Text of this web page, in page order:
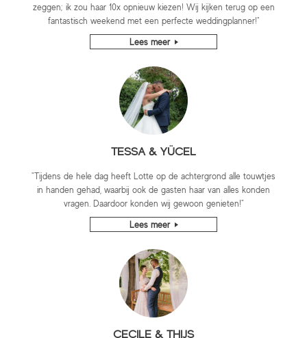
zeggen; ik zou haar 10x opnieuw kiezen! Wij kijken terug op een
fantastisch weekend met een perfecte weddingplanner!"
Lees meer
TESSA & YÜCEL
"Tijdens de hele dag heeft Lotte op de achtergrond alle touwtjes
in handen gehad, waarbij ook de gasten haar van alles konden
vragen. Daardoor konden wij gewoon genieten!"
Lees meer
CECILE & THIJS